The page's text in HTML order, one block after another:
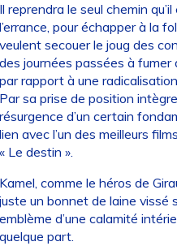
reprendra le seul chemin qu’il
pour échapper à la
secouer le joug des
journées passées à
rapport à une
sa prise de position
d’un certain
avec l’un des meilleurs
Le destin ».
comme le héros de
un bonnet de laine vissé
d’une calamité
part.